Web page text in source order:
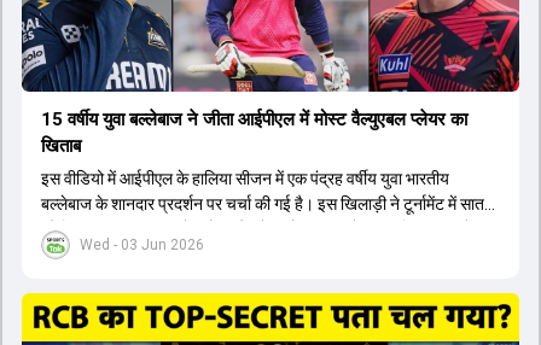
Wed - 03 Jun 2026
15 वर्षीय युवा बल्लेबाज ने जीता आईपीएल में मोस्ट वैल्युएबल प्लेयर का
खिताब
इस वीडियो में आईपीएल के हालिया सीजन में एक पंद्रह वर्षीय युवा भारतीय
बल्लेबाज के शानदार प्रदर्शन पर चर्चा की गई है। इस खिलाड़ी ने टूर्नामेंट में सात
सौ छिहत्तर रन बनाकर ऑरेंज कैप और मोस्ट वैल्युएबल प्लेयर का खिताब अपने नाम
किया है। वीडियो में बताया गया है कि ऑस्ट्रेलियाई टीम के वर्तमान कप्तान और
ऑस्ट्रेलियाई कप्तान के अनुसार, शुरुआत में लोगों को इस खिलाड़ी के प्रदर्शन पर
संदेह था, लेकिन अब उसने खुद को एक बेहतरीन बल्लेबाज साबित कर दिया है जो